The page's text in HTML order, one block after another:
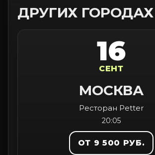
ДРУГИХ ГОРОДАХ
16
СЕНТ
МОСКВА
Ресторан Petter
20:05
ОТ 9 500 РУБ.